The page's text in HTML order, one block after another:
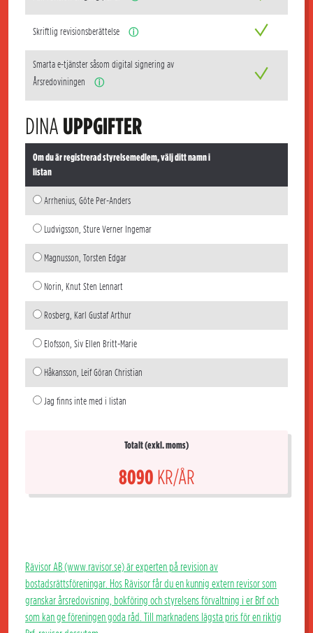
Skriftlig revisionsberättelse ⓘ
Smarta e-tjänster såsom digital signering av
Årsredoviningen
ⓘ
DINA UPPGIFTER
Om du är registrerad styrelsemedlem, välj ditt namn i
listan
Arrhenius, Göte Per-Anders
Ludvigsson, Sture Verner Ingemar
Magnusson, Torsten Edgar
Norin, Knut Sten Lennart
Rosberg, Karl Gustaf Arthur
Elofsson, Siv Ellen Britt-Marie
Håkansson, Leif Göran Christian
Jag finns inte med i listan
Totalt (exkl. moms)
8090 KR/ÅR
Rävisor AB (www.ravisor.se) är experten på revision av
bostadsrättsföreningar. Hos Rävisor får du en kunnig extern revisor som
granskar årsredovisning, bokföring och styrelsens förvaltning i er Brf och
som kan ge föreningen goda råd. Till marknadens lägsta pris för en riktig